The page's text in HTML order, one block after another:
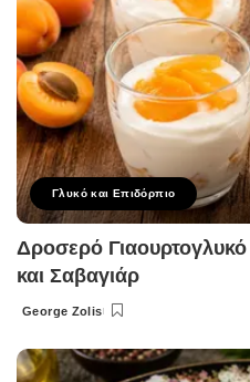
Γλυκό και Επιδόρπιο
Δροσερό
και Σαβαγιάρ
Posted
George Zolis